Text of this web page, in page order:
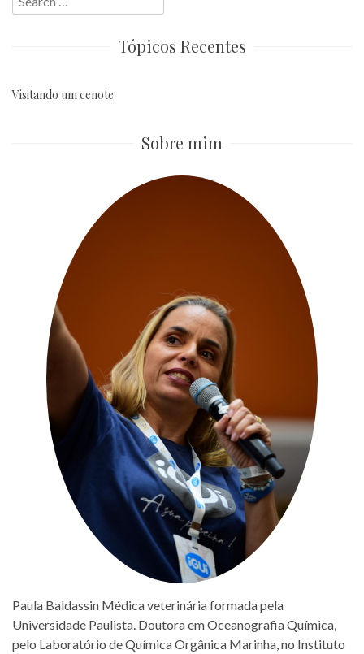
for:
Tópicos Recentes
Visitando um cenote
Sobre mim
Paula Baldassin Médica veterinária formada pela
Universidade Paulista. Doutora em Oceanografia Química,
pelo Laboratório de Química Orgânica Marinha, no Instituto